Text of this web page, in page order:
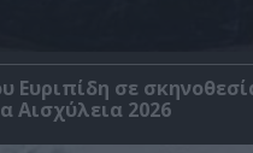
Ευριπίδη σε
Αισχύλεια 2026